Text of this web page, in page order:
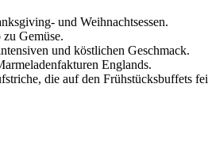
und Weihnachtsessen.
Gemüse.
und köstlichen Geschmack.
Englands.
die auf den Frühstücksbuffets